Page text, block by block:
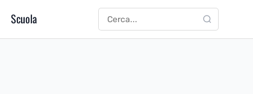
Scuola Cerca: CERCA